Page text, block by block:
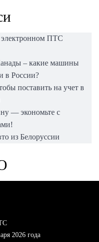
электронном ПТС
– какие машины
в России?
поставить на учет в
— экономьте с
из Белоруссии
2026 года